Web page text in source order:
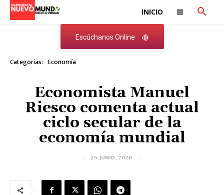
INICIO
Escúchanos Online
Categorias: Economía
Economista Manuel
Riesco comenta actual
ciclo secular de la
economía mundial
25 JUNIO, 2026